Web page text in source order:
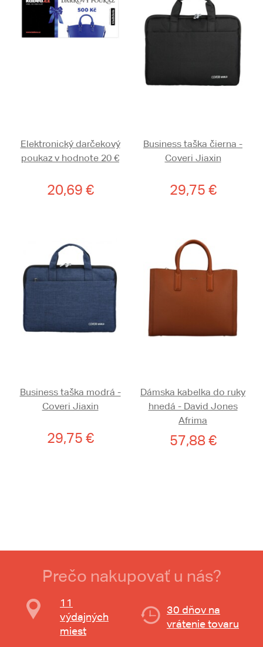
Elektronický darčekový
poukaz v hodnote 20 €
20,69 €
Business taška čierna -
Coveri Jiaxin
29,75 €
Business taška modrá -
Coveri Jiaxin
29,75 €
Dámska kabelka do ruky
hnedá - David Jones
Afrima
57,88 €
Prečo nakupovať u nás?
11
výdajných
miest
30 dňov na
vrátenie tovaru